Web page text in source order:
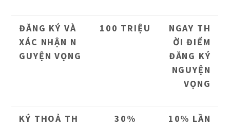
ĐĂNG KÝ VÀ
XÁC NHẬN N
GUYỆN VỌNG
100 TRIỆU
NGAY TH
ỜI ĐIỂM
ĐĂNG KÝ
NGUYỆN
VỌNG
KÝ THOẢ TH
30%
10% LẦN